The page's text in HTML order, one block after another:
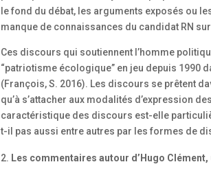
le fond du débat, les arguments exposés ou
manque de connaissances du candidat RN
Ces discours qui soutiennent l’homme
“patriotisme écologique” en jeu depuis 1990
(François, S. 2016). Les discours se prêtent
qu’à s’attacher aux modalités d’expression
caractéristique des discours est-elle
t-il pas aussi entre autres par les formes de
Les commentaires autour d’Hugo